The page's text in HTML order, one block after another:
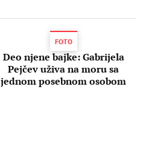
FOTO
Deo njene bajke: Gabrijela
Pejčev uživa na moru sa
jednom posebnom osobom